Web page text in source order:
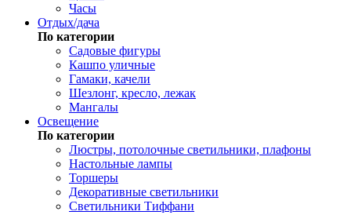
Часы
Отдых/дача
По категории
Садовые фигуры
Кашпо уличные
Гамаки, качели
Шезлонг, кресло, лежак
Мангалы
Освещение
По категории
Люстры, потолочные светильники, плафоны
Настольные лампы
Торшеры
Декоративные светильники
Светильники Тиффани